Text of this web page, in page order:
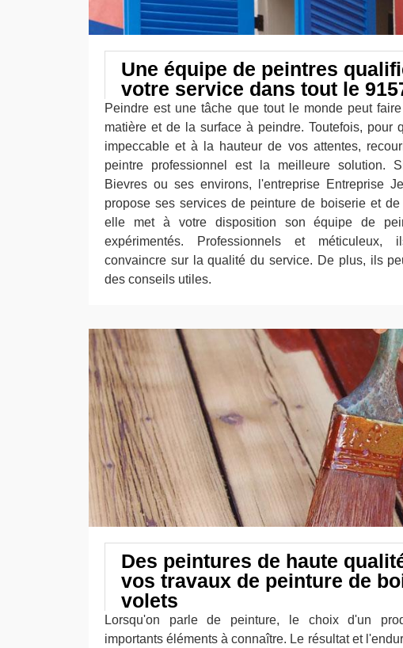
Une équipe de peintres
votre service dans tout le
Peindre est une tâche que tout le monde peut
matière et de la surface à peindre. Toutefois, pour
impeccable et à la hauteur de vos attentes,
peintre professionnel est la meilleure solution.
Bievres ou ses environs, l'entreprise Entreprise
propose ses services de peinture de boiserie et
elle met à votre disposition son équipe de
expérimentés. Professionnels et méticuleux,
convaincre sur la qualité du service. De plus, ils
des conseils utiles.
Des peintures de haute
vos travaux de peinture de
volets
Lorsqu'on parle de peinture, le choix d'un
importants éléments à connaître. Le résultat et